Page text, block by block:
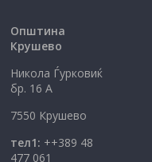
Општина
Крушево
Никола Ѓурковиќ
бр. 16 А
7550 Крушево
тел1: ++389 48
477 061